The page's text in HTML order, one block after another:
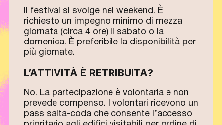
Il festival si svolge nei weekend. È
richiesto un impegno minimo di mezza
giornata (circa 4 ore) il sabato o la
domenica. È preferibile la disponibilità per
più giornate.
L’ATTIVITÀ È RETRIBUITA?
No. La partecipazione è volontaria e non
prevede compenso. I volontari ricevono un
pass salta-coda che consente l’accesso